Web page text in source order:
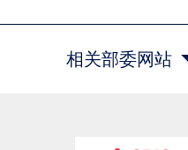
相关部委网站